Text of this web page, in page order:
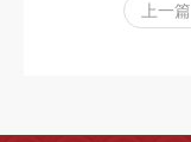
上一篇